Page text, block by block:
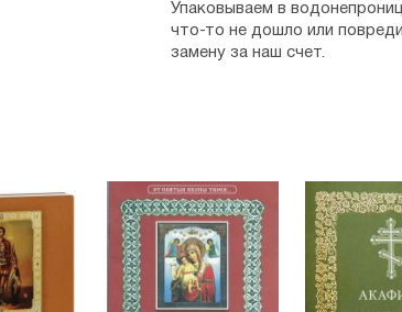
Упаковываем в
что-то не дошло или
замену за наш счет.